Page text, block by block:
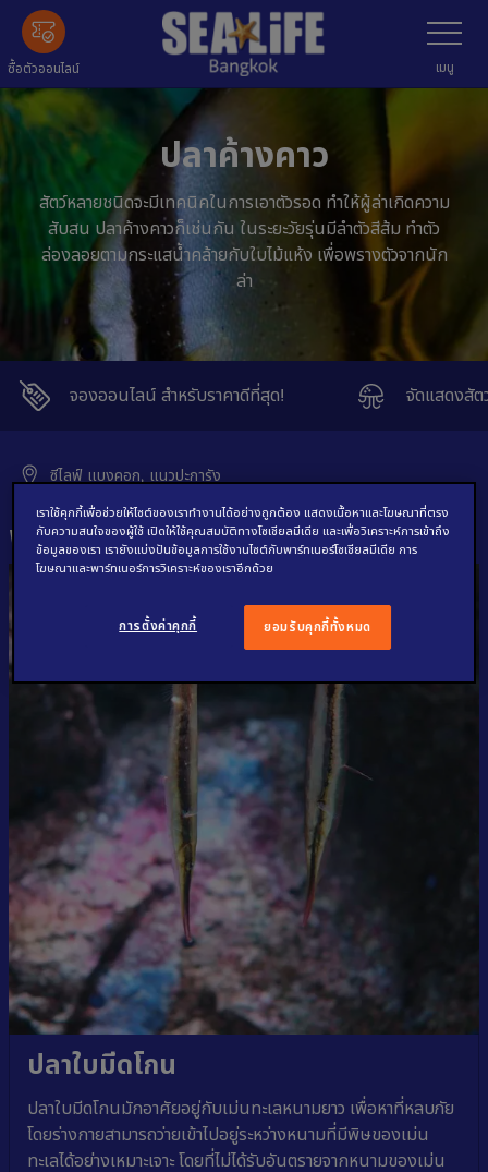
ข้าม
ข้อมูล
หลัก
ซื้อตัวออนไลน์
เลือก
เมนู
เมนู
ปลาค้างคาว
สัตว์หลายชนิดจะมีเทคนิคในการเอาตัวรอด ทำให้ผู้ล่าเกิดความ
สับสน ปลาค้างคาวก็เช่นกัน ในระยะวัยรุ่นมีลำตัวสีส้ม ทำตัว
ล่องลอยตามกระแสน้ำคล้ายกับใบไม้แห้ง เพื่อพรางตัวจากนัก
ล่า
จองออนไลน์ สำหรับราคาดีที่สุด! จัดแสดงสัต
ซีไลฟ์ แบงคอก, แนวปะการัง
พบกับสัตว์ชนิดอื่น
ปลาใบมีดโกน
ปลาใบมีดโกนมักอาศัยอยู่กับเม่นทะเลหนามยาว เพื่อหาที่หลบภัย
โดยร่างกายสามารถว่ายเข้าไปอยู่ระหว่างหนามที่มีพิษของเม่น
ทะเลได้อย่างเหมาะเจาะ โดยที่ไม่ได้รับอันตรายจากหนามของเม่น
เราใช้คุกกี้เพื่อช่วยให้ไซต์ของเราทำงานได้อย่างถูกต้อง แสดงเนื้อหาและโฆษณาที่ตรง
กับความสนใจของผู้ใช้ เปิดให้ใช้คุณสมบัติทางโซเชียลมีเดีย และเพื่อวิเคราะห์การเข้าถึง
ข้อมูลของเรา เรายังแบ่งปันข้อมูลการใช้งานไซต์กับพาร์ทเนอร์โซเชียลมีเดีย การ
โฆษณาและพาร์ทเนอร์การวิเคราะห์ของเราอีกด้วย
ยอมรับคุกกี้ทั้งหมด
การตั้งค่าคุกกี้